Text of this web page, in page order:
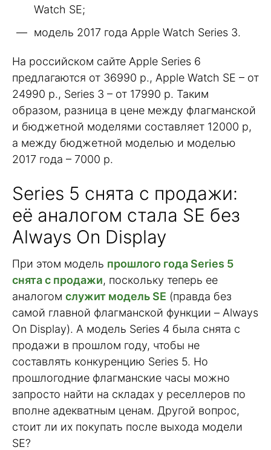
Watch SE;
модель 2017 года Apple Watch Series 3.
На российском сайте Apple Series 6
предлагаются от 36990 р., Apple Watch SE – от
24990 р., Series 3 – от 17990 р. Таким
образом, разница в цене между флагманской
и бюджетной моделями составляет 12000 р,
а между бюджетной моделью и моделью
2017 года – 7000 р.
Series 5 снята с продажи:
её аналогом стала SE без
Always On Display
При этом модель прошлого года Series 5
снята с продажи, поскольку теперь ее
аналогом служит модель SE (правда без
самой главной флагманской функции – Always
On Display). А модель Series 4 была снята с
продажи в прошлом году, чтобы не
составлять конкуренцию Series 5. Но
прошлогодние флагманские часы можно
запросто найти на складах у реселлеров по
вполне адекватным ценам. Другой вопрос,
стоит ли их покупать после выхода модели
SE?